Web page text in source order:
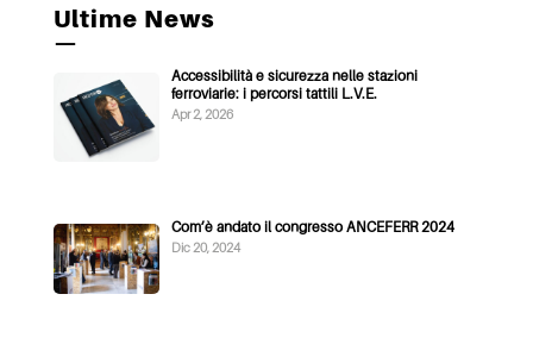
Ultime News
—
Accessibilità e sicurezza nelle stazioni
ferroviarie: i percorsi tattili L.V.E.
Apr 2, 2026
Com’è andato il congresso ANCEFERR 2024
Dic 20, 2024